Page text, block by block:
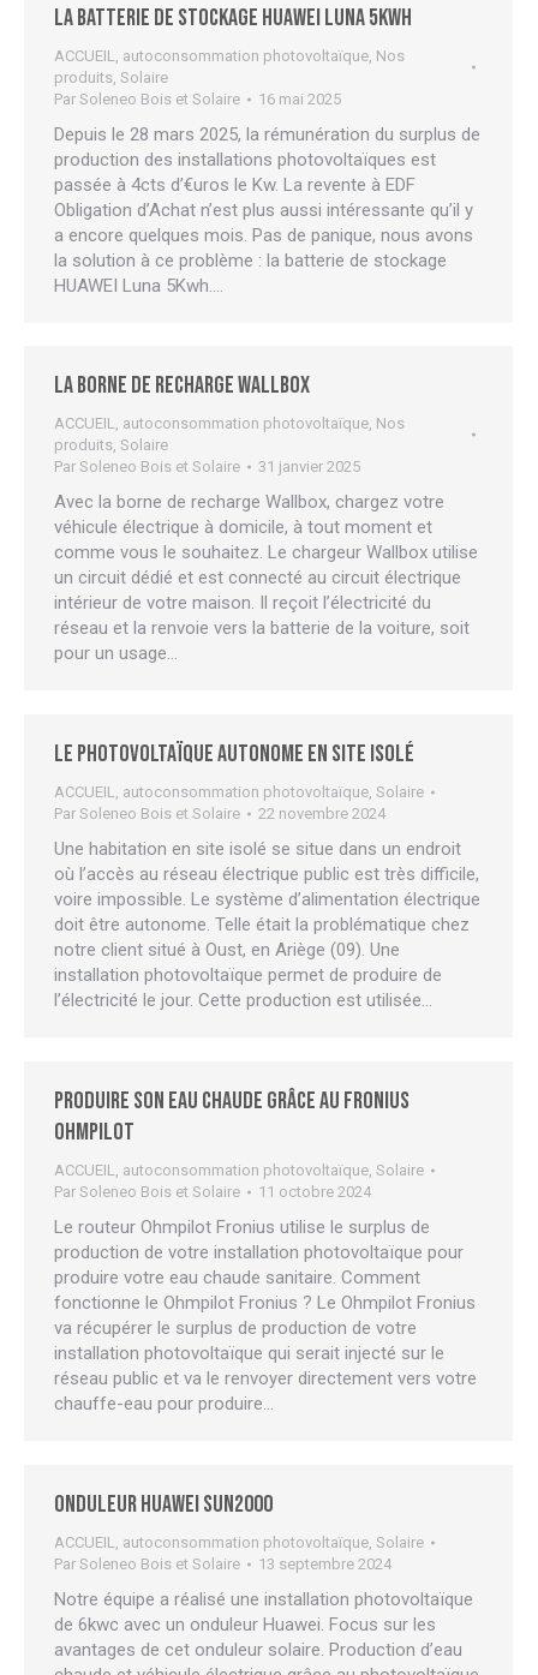
La batterie de stockage HUAWEI Luna 5Kwh
ACCUEIL autoconsommation photovoltaïque Nos
produits Solaire
Par Soleneo Bois et Solaire 16 mai 2025
Depuis le 28 mars 2025, la rémunération du surplus de
production des installations photovoltaïques est
passée à 4cts d’€uros le Kw. La revente à EDF
Obligation d’Achat n’est plus aussi intéressante qu’il y
a encore quelques mois. Pas de panique, nous avons
la solution à ce problème : la batterie de stockage
HUAWEI Luna 5Kwh.…
La borne de recharge WALLBOX
ACCUEIL, autoconsommation photovoltaïque, Nos
produits, Solaire
Par Soleneo Bois et Solaire 31 janvier 2025
Avec la borne de recharge Wallbox, chargez votre
véhicule électrique à domicile, à tout moment et
comme vous le souhaitez. Le chargeur Wallbox utilise
un circuit dédié et est connecté au circuit électrique
intérieur de votre maison. Il reçoit l’électricité du
réseau et la renvoie vers la batterie de la voiture, soit
pour un usage…
Le photovoltaïque autonome en site isolé
ACCUEIL, autoconsommation photovoltaïque, Solaire
Par Soleneo Bois et Solaire 22 novembre 2024
Une habitation en site isolé se situe dans un endroit
où l’accès au réseau électrique public est très difficile,
voire impossible. Le système d’alimentation électrique
doit être autonome. Telle était la problématique chez
notre client situé à Oust, en Ariège (09). Une
installation photovoltaïque permet de produire de
l’électricité le jour. Cette production est utilisée…
Produire son eau chaude grâce au Fronius
Ohmpilot
ACCUEIL, autoconsommation photovoltaïque, Solaire
Par Soleneo Bois et Solaire 11 octobre 2024
Le routeur Ohmpilot Fronius utilise le surplus de
production de votre installation photovoltaïque pour
produire votre eau chaude sanitaire. Comment
fonctionne le Ohmpilot Fronius ? Le Ohmpilot Fronius
va récupérer le surplus de production de votre
installation photovoltaïque qui serait injecté sur le
réseau public et va le renvoyer directement vers votre
chauffe-eau pour produire…
Onduleur Huawei Sun2000
ACCUEIL, autoconsommation photovoltaïque, Solaire
Par Soleneo Bois et Solaire 13 septembre 2024
Notre équipe a réalisé une installation photovoltaïque
de 6kwc avec un onduleur Huawei. Focus sur les
avantages de cet onduleur solaire. Production d’eau